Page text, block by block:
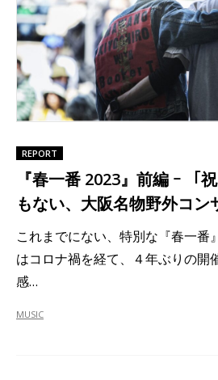
REPORT
『春一番 2023』前編 ｰ 「
もない、大阪名物野外コン
これまでにない、特別な『春一番
はコロナ禍を経て、４年ぶりの開
感…
MUSIC